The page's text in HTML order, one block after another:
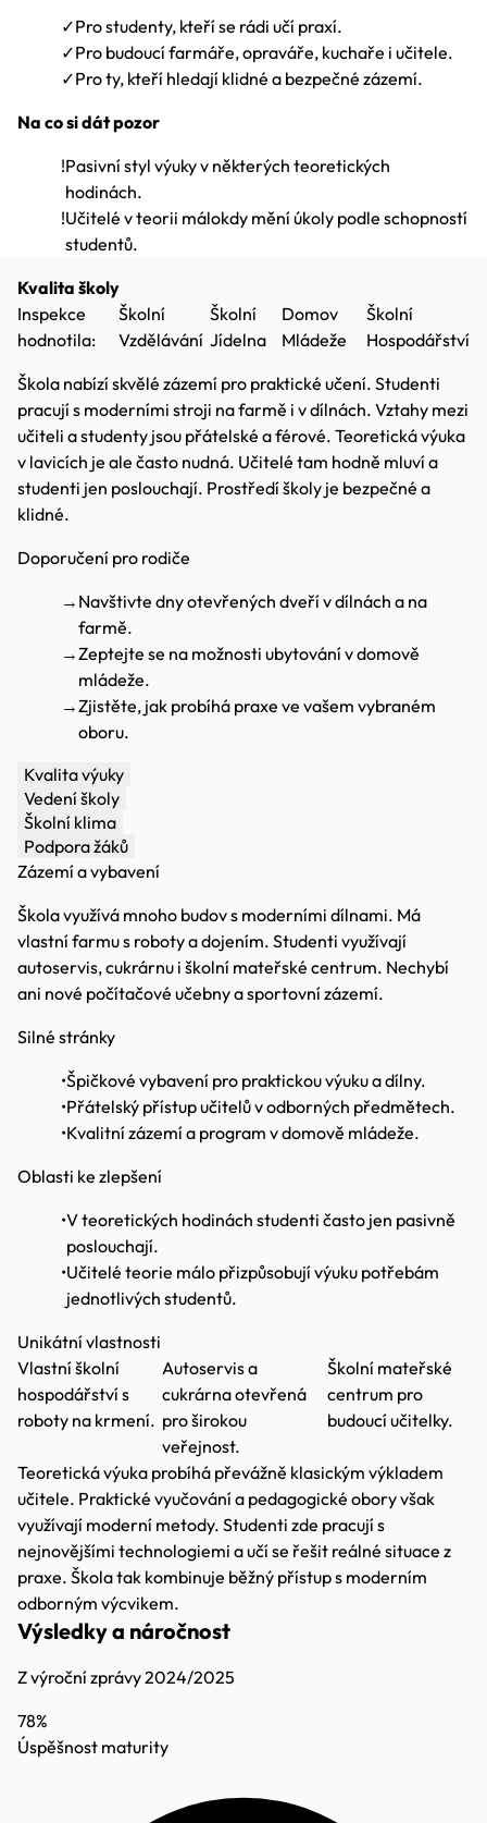
✓Pro studenty, kteří se rádi učí praxí.
✓Pro budoucí farmáře, opraváře, kuchaře i učitele.
✓Pro ty, kteří hledají klidné a bezpečné zázemí.
Na co si dát pozor
!Pasivní styl výuky v některých teoretických
hodinách.
!Učitelé v teorii málokdy mění úkoly podle schopností
studentů.
Kvalita školy
Inspekce
hodnotila:
Školní
Vzdělávání
Školní
Jídelna
Domov
Mládeže
Školní
Hospodářství
Škola nabízí skvělé zázemí pro praktické učení. Studenti
pracují s moderními stroji na farmě i v dílnách. Vztahy mezi
učiteli a studenty jsou přátelské a férové. Teoretická výuka
v lavicích je ale často nudná. Učitelé tam hodně mluví a
studenti jen poslouchají. Prostředí školy je bezpečné a
klidné.
Doporučení pro rodiče
→ Navštivte dny otevřených dveří v dílnách a na
farmě.
→Zeptejte se na možnosti ubytování v domově
mládeže.
→Zjistěte, jak probíhá praxe ve vašem vybraném
oboru.
Kvalita výuky
Vedení školy
Školní klima
Podpora žáků
Zázemí a vybavení
Škola využívá mnoho budov s moderními dílnami. Má
vlastní farmu s roboty a dojením. Studenti využívají
autoservis, cukrárnu i školní mateřské centrum. Nechybí
ani nové počítačové učebny a sportovní zázemí.
Silné stránky
•Špičkové vybavení pro praktickou výuku a dílny.
•Přátelský přístup učitelů v odborných předmětech.
•Kvalitní zázemí a program v domově mládeže.
Oblasti ke zlepšení
•V teoretických hodinách studenti často jen pasivně
poslouchají.
•Učitelé teorie málo přizpůsobují výuku potřebám
jednotlivých studentů.
Unikátní vlastnosti
Vlastní školní
hospodářství s
roboty na krmení.
Autoservis a
cukrárna otevřená
pro širokou
veřejnost.
Školní mateřské
centrum pro
budoucí učitelky.
Teoretická výuka probíhá převážně klasickým výkladem
učitele. Praktické vyučování a pedagogické obory však
využívají moderní metody. Studenti zde pracují s
nejnovějšími technologiemi a učí se řešit reálné situace z
praxe. Škola tak kombinuje běžný přístup s moderním
odborným výcvikem.
Výsledky a náročnost
Z výroční zprávy 2024/2025
78%
Úspěšnost maturity